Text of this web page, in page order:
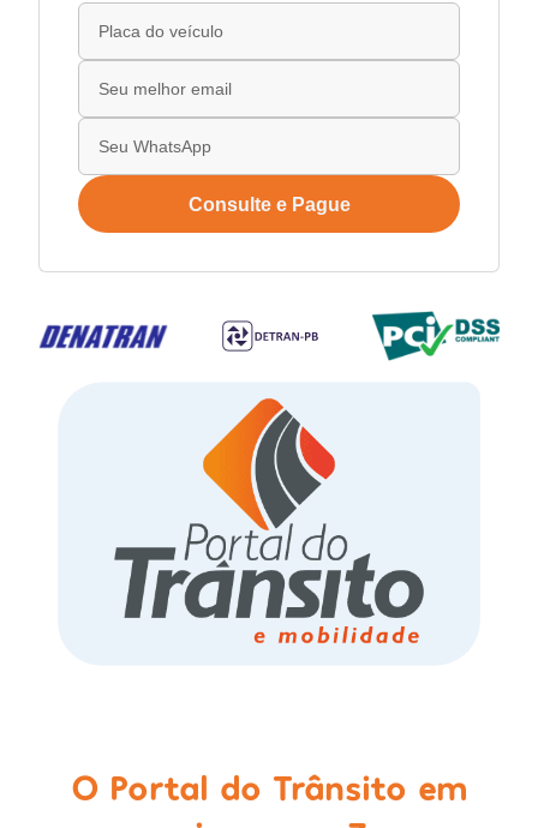
Consulte e Pague
O Portal do Trânsito em